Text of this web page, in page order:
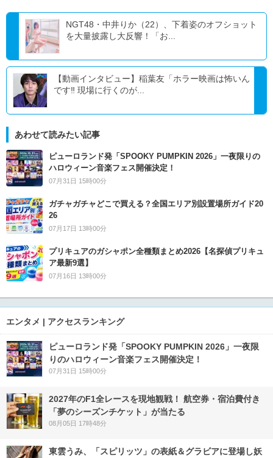
NGT48・中井りか（22）、下着姿のオフショット
を大量披露し大反響！「お...
【動画インタビュー】稲葉友「ホラー映画は怖いん
です‼ 現場に行くのが...
あわせて読みたい記事
ピューロランド発「SPOOKY PUMPKIN 2026」一夜限りの
ハロウィーン音楽フェス開催決定！
07月31日 15時00分
ガチャガチャどこで買える？全国エリア別設置場所ガイド20
26
07月17日 13時00分
プリキュアのガシャポン全種類まとめ2026【名探偵プリキュ
ア最新9選】
07月16日 13時00分
エンタメ | アクセスランキング
ピューロランド発「SPOOKY PUMPKIN 2026」一夜限
りのハロウィーン音楽フェス開催決定！
07月31日 15時00分
2027年のF1全レースを現地観戦！ 航空券・宿泊費付き
「夢のシーズンチケット」が当たる
08月05日 17時48分
東雲うみ、「スピリッツ」の表紙＆グラビアに登場し妖